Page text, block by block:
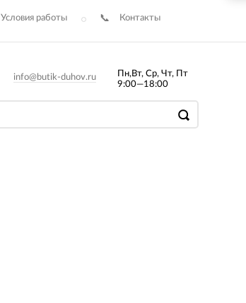
Условия работы Контакты
info@butik-duhov.ru
Пн,Вт, Ср, Чт, Пт
9:00—18:00